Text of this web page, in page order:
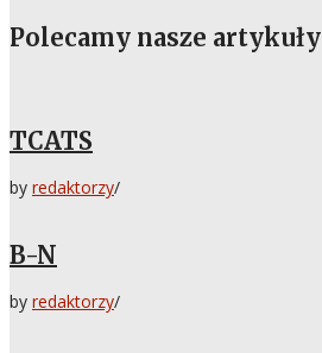
Polecamy nasze artykuły
TCATS
by redaktorzy/
B-N
by redaktorzy/